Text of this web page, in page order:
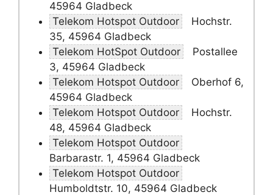
45964 Gladbeck
Telekom Hotspot Outdoor
Hochstr.
35, 45964 Gladbeck
Telekom HotSpot Outdoor
Postallee
3, 45964 Gladbeck
Telekom Hotspot Outdoor
Oberhof 6,
45964 Gladbeck
Telekom Hotspot Outdoor
Hochstr.
48, 45964 Gladbeck
Telekom Hotspot Outdoor
Barbarastr. 1, 45964 Gladbeck
Telekom Hotspot Outdoor
Humboldtstr. 10, 45964 Gladbeck